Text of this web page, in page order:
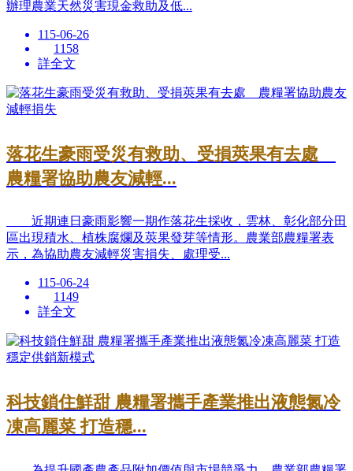
辦理農業天然災害現金救助及低...
115-06-26
1158
詳全文
落花生豪雨受災有救助、受損莢果有去處
農糧署協助農友減輕...
近期連日豪雨影響一期作落花生採收，雲林、彰化部分田
區出現積水、植株腐爛及莢果發芽等情形。農業部農糧署表
示，為協助農友減輕災害損失、處理受...
115-06-24
1149
詳全文
科技鎖住鮮甜 農糧署攜手產業推出液態氮冷
凍高麗菜 打造穩...